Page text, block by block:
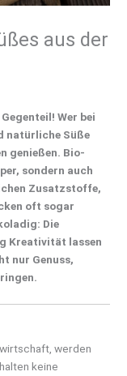
aus der
Wer bei
natürliche Süße
genießen. Bio-
sondern auch
Zusatzstoffe,
oft sogar
Die
Kreativität lassen
nur Genuss,
werden
keine